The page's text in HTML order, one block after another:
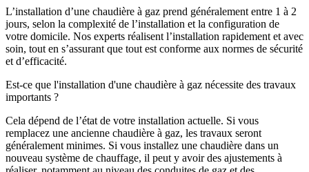
L’installation d’une chaudière à gaz prend généralement entre 1 à 2
jours, selon la complexité de l’installation et la configuration de
votre domicile. Nos experts réalisent l’installation rapidement et avec
soin, tout en s’assurant que tout est conforme aux normes de sécurité
et d’efficacité.
Est-ce que l'installation d'une chaudière à gaz nécessite des travaux
importants ?
Cela dépend de l’état de votre installation actuelle. Si vous
remplacez une ancienne chaudière à gaz, les travaux seront
généralement minimes. Si vous installez une chaudière dans un
nouveau système de chauffage, il peut y avoir des ajustements à